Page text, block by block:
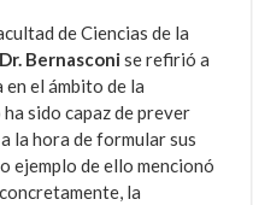
de Ciencias de la
Dr. Bernasconi se refirió a
el ámbito de la
sido capaz de prever
la hora de formular sus
ejemplo de ello mencionó
la